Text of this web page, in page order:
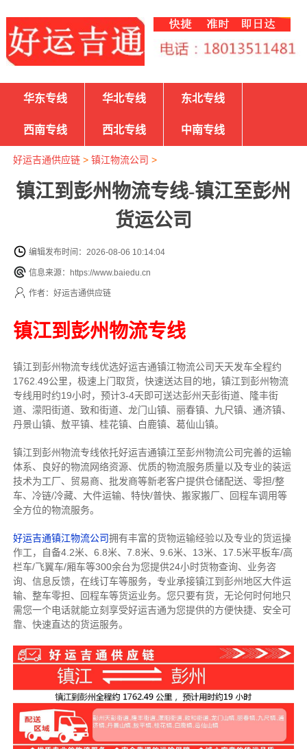
华东专线 华北专线 东北专线
西南专线 西北专线 中南专线
好运吉通供应链> 镇江物流公司 >
镇江到彭州物流专线-镇江至彭州
货运公司
编辑发布时间：2026-08-06 10:14:04
信息来源：https://www.baiedu.cn
作者：好运吉通供应链
镇江到彭州物流专线
镇江到彭州物流专线优选好运吉通镇江物流公司天天发车全程约
1762.49公里， 极速上门取货，快速送达目的地，镇江到彭州物流
专线用时约19小时，预计3-4天即可送达彭州天彭街道、隆丰街
道、濛阳街道、致和街道、龙门山镇、丽春镇、九尺镇、通济镇、
丹景山镇、敖平镇、桂花镇、白鹿镇、葛仙山镇。
镇江到彭州物流专线依托好运吉通镇江至彭州物流公司完善的运输
体系、良好的物流网络资源、优质的物流服务质量以及专业的装运
技术为工厂、贸易商、批发商等新老客户提供仓储配送、零担/整
车、冷链/冷藏、大件运输、特快/普快、搬家搬厂、回程车调用等
全方位的物流服务。
好运吉通镇江物流公司拥有丰富的货物运输经验以及专业的货运操
作工，自备4.2米、6.8米、7.8米、9.6米、13米、17.5米平板车/高
栏车/飞翼车/厢车等300余台为您提供24小时货物查询、业务咨
询、信息反馈，在线订车等服务， 专业承接镇江到彭州地区大件运
输、整车零担、回程车等货运业务。 您只要有货，无论何时何地只
需您一个电话就能立刻享受好运吉通为您提供的方便快捷、安全可
靠、快速直达的货运服务。